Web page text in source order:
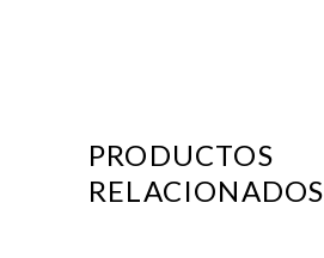
PRODUCTOS
RELACIONADOS